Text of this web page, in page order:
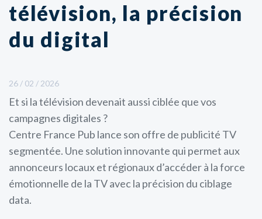
télévision, la précision
du digital
26 / 02 / 2026
Et si la télévision devenait aussi ciblée que vos
campagnes digitales ?
Centre France Pub lance son offre de publicité TV
segmentée. Une solution innovante qui permet aux
annonceurs locaux et régionaux d’accéder à la force
émotionnelle de la TV avec la précision du ciblage
data.